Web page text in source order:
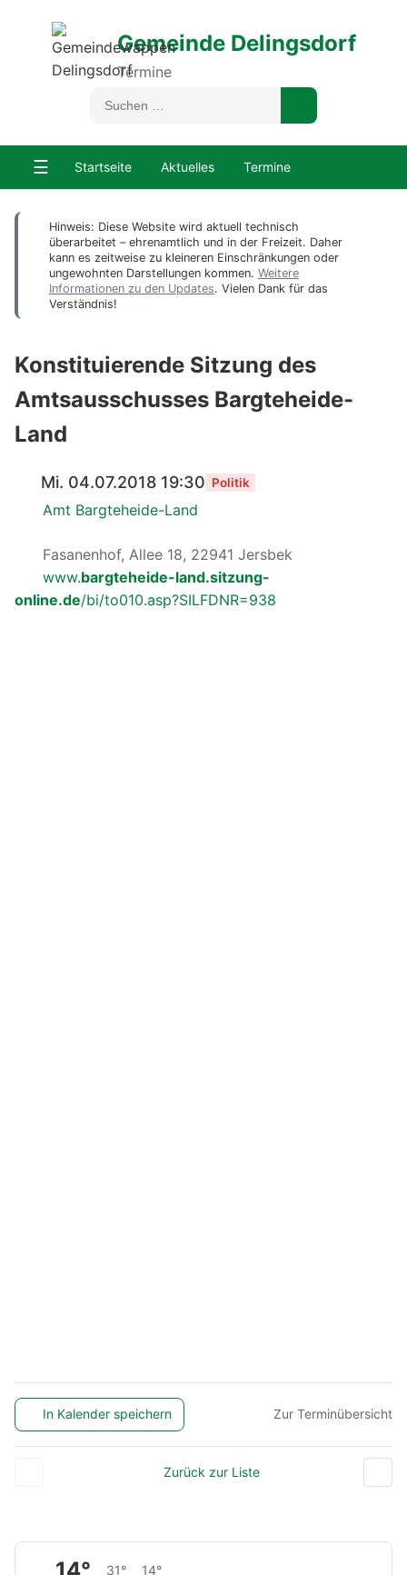
Gemeinde Delingsdorf
Termine
☰ Startseite Aktuelles Termine
Hinweis: Diese Website wird aktuell technisch
überarbeitet – ehrenamtlich und in der Freizeit. Daher
kann es zeitweise zu kleineren Einschränkungen oder
ungewohnten Darstellungen kommen. Weitere
Informationen zu den Updates. Vielen Dank für das
Verständnis!
Konstituierende Sitzung des
Amtsausschusses Bargteheide-
Land
Mi. 04.07.2018 19:30 Politik
Amt Bargteheide-Land
Fasanenhof, Allee 18, 22941 Jersbek
www.bargteheide-land.sitzung-
online.de/bi/to010.asp?SILFDNR=938
In Kalender speichern Zur Terminübersicht
Zurück zur Liste
14° 31° 14°